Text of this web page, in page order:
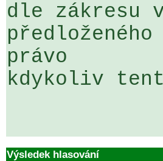
dle
právo
kdykoliv
Výsledek hlasování